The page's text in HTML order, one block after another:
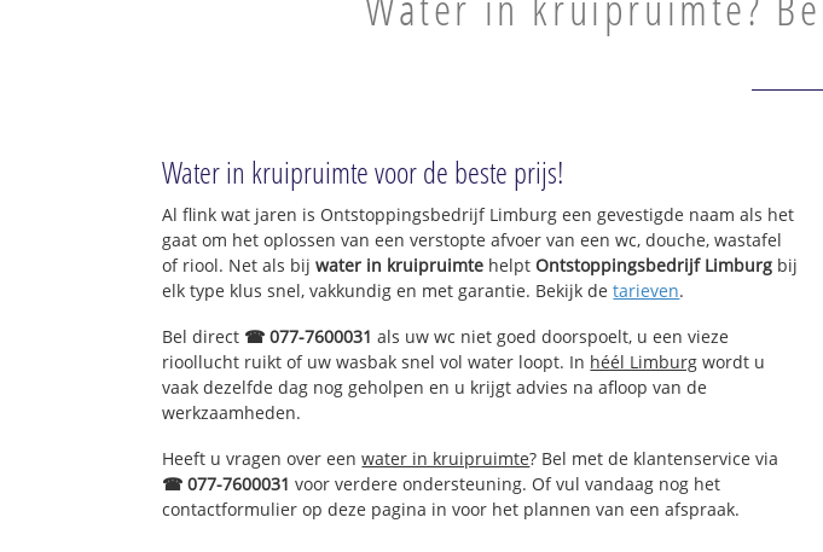
Water in kruipruimte voor de beste prijs!
Al flink wat jaren is Ontstoppingsbedrijf Limburg een gevestigde naam als het
gaat om het oplossen van een verstopte afvoer van een wc, douche, wastafel
of riool. Net als bijwater in kruipruimte helptOntstoppingsbedrijf Limburg bij
elk type klus snel, vakkundig en met garantie. Bekijk detarieven.
Bel direct ☎ 077-7600031 als uw wc niet goed doorspoelt, u een vieze
rioollucht ruikt of uw wasbak snel vol water loopt. In héél Limburg wordt u
vaak dezelfde dag nog geholpen en u krijgt advies na afloop van de
werkzaamheden.
Heeft u vragen over eenwater in kruipruimte? Bel met de klantenservice via
☎ 077-7600031 voor verdere ondersteuning. Of vul vandaag nog het
contactformulier op deze pagina in voor het plannen van een afspraak.